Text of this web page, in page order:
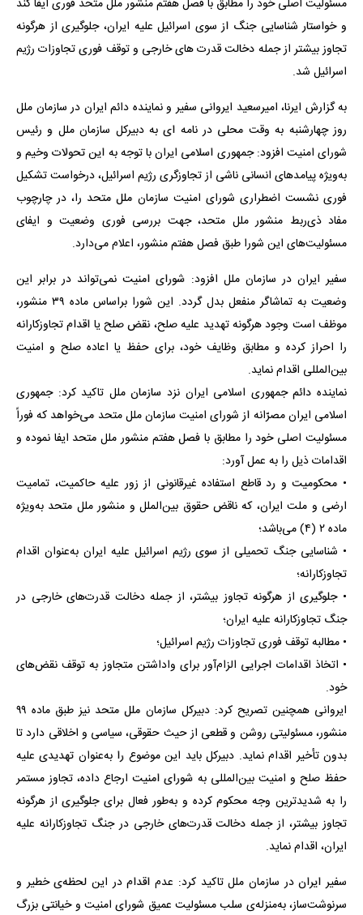
و خواستار شناسایی جنگ از سوی اسرائیل علیه ایران، جلوگیری از هرگونه
تجاوز بیشتر از جمله دخالت قدرت های خارجی و توقف فوری تجاوزات رژیم
اسرائیل شد.
به گزارش ایرنا، امیرسعید ایروانی سفیر و نماینده دائم ایران در سازمان ملل
روز چهارشنبه به وقت محلی در نامه ای به دبیرکل سازمان ملل و رئیس
شورای امنیت افزود: جمهوری اسلامی ایران با توجه به این تحولات وخیم و
به‌ویژه پیامدهای انسانی ناشی از تجاوزگری رژیم اسرائیل، درخواست تشکیل
فوری نشست اضطراری شورای امنیت سازمان ملل متحد را، در چارچوب
مفاد ذی‌ربط منشور ملل متحد، جهت بررسی فوری وضعیت و ایفای
مسئولیت‌های این شورا طبق فصل هفتم منشور، اعلام می‌دارد.
سفیر ایران در سازمان ملل افزود: شورای امنیت نمی‌تواند در برابر این
وضعیت به تماشاگر منفعل بدل گردد. این شورا براساس ماده ۳۹ منشور،
موظف است وجود هرگونه تهدید علیه صلح، نقض صلح یا اقدام تجاوزکارانه
را احراز کرده و مطابق وظایف خود، برای حفظ یا اعاده صلح و امنیت
بین‌المللی اقدام نماید.
نماینده دائم جمهوری اسلامی ایران نزد سازمان ملل تاکید کرد: جمهوری
اسلامی ایران مصرّانه از شورای امنیت سازمان ملل متحد می‌خواهد که فوراً
مسئولیت اصلی خود را مطابق با فصل هفتم منشور ملل متحد ایفا نموده و
اقدامات ذیل را به عمل آورد:
• محکومیت‌ و رد قاطع استفاده غیرقانونی از زور علیه حاکمیت، تمامیت
ارضی و ملت ایران، که ناقض حقوق بین‌الملل و منشور ملل متحد به‌ویژه
ماده ۲ (۴) می‌باشد؛
• شناسایی جنگ تحمیلی از سوی رژیم اسرائیل علیه ایران به‌عنوان اقدام
تجاوزکارانه؛
• جلوگیری از هرگونه تجاوز بیشتر، از جمله دخالت قدرت‌های خارجی در
جنگ تجاوزکارانه علیه ایران؛
• مطالبه توقف فوری تجاوزات رژیم اسرائیل؛
• اتخاذ اقدامات اجرایی الزام‌آور برای واداشتن متجاوز به توقف نقض‌های
خود.
ایروانی همچنین تصریح کرد: دبیرکل سازمان ملل متحد نیز طبق ماده ۹۹
منشور، مسئولیتی روشن و قطعی از حیث حقوقی، سیاسی و اخلاقی دارد تا
بدون تأخیر اقدام نماید. دبیرکل باید این موضوع را به‌عنوان تهدیدی علیه
حفظ صلح و امنیت بین‌المللی به شورای امنیت ارجاع داده، تجاوز مستمر
را به شدیدترین وجه محکوم کرده و به‌طور فعال برای جلوگیری از هرگونه
تجاوز بیشتر، از جمله دخالت قدرت‌های خارجی در جنگ تجاوزکارانه علیه
ایران، اقدام نماید.
سفیر ایران در سازمان ملل تاکید کرد: عدم اقدام در این لحظه‌ی خطیر و
سرنوشت‌ساز، به‌منزله‌ی سلب مسئولیت عمیق شورای امنیت و خیانتی بزرگ